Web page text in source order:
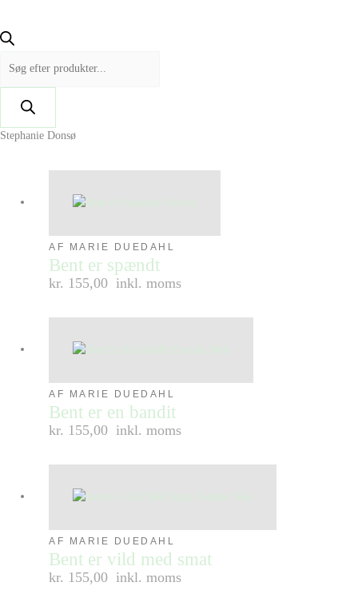
Stephanie Donsø
AF MARIE DUEDAHL
Bent er spændt
kr. 155,00 inkl. moms
AF MARIE DUEDAHL
Bent er en bandit
kr. 155,00 inkl. moms
AF MARIE DUEDAHL
Bent er vild med smat
kr. 155,00 inkl. moms